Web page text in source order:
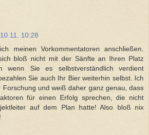
10:28
meinen Vorkommentatoren anschließen.
bloß nicht mit der Sänfte an Ihren Platz
wenn Sie es selbstverständlich verdient
Sie auch Ihr Bier weiterhin selbst. Ich
Forschung und weiß daher ganz genau, dass
für einen Erfolg sprechen, die nicht
auf dem Plan hatte! Also bloß nix